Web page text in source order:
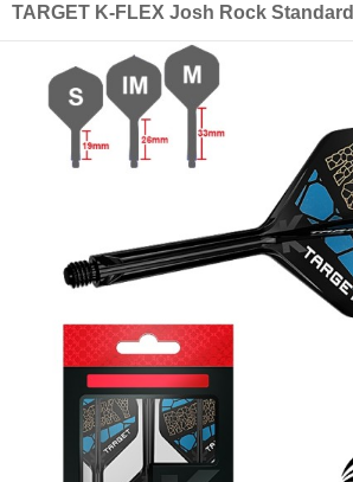
TARGET K-FLEX Josh Rock